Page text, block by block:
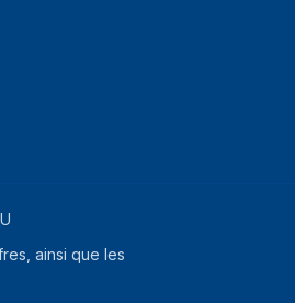
ainsi que les